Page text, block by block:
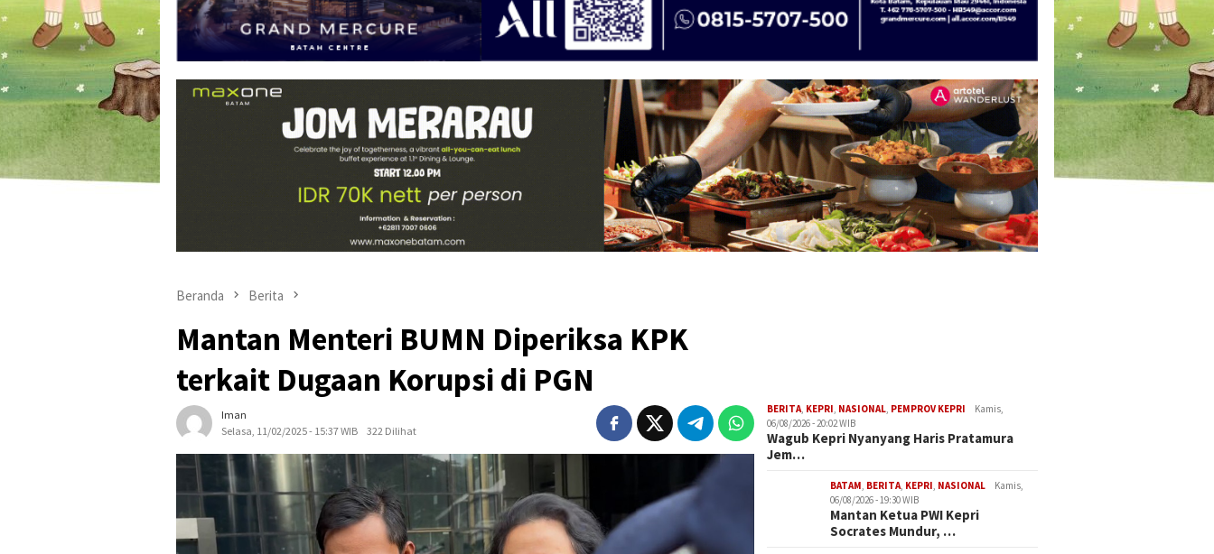
Beranda Berita
Mantan Menteri BUMN Diperiksa KPK
terkait Dugaan Korupsi di PGN
Iman
Selasa, 11/02/2025 - 15:37 WIB
322 Dilihat
BERITA, KEPRI, NASIONAL, PEMPROV KEPRI
Kamis,
06/08/2026 - 20:02 WIB
Wagub Kepri Nyanyang Haris Pratamura
Jem…
BATAM, BERITA, KEPRI, NASIONAL
Kamis,
06/08/2026 - 19:30 WIB
Mantan Ketua PWI Kepri
Socrates Mundur, …